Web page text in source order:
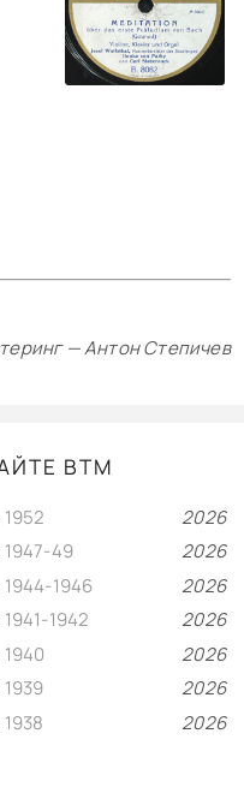
— Антон Степичев
BTM
2026
49
2026
1946
2026
1942
2026
2026
2026
2026